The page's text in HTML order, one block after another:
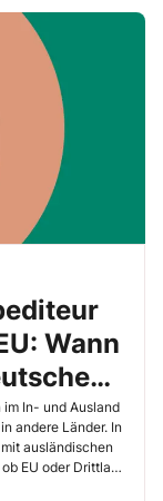
Wann
In- und Ausland
andere Länder. In
ausländischen
EU oder Drittland